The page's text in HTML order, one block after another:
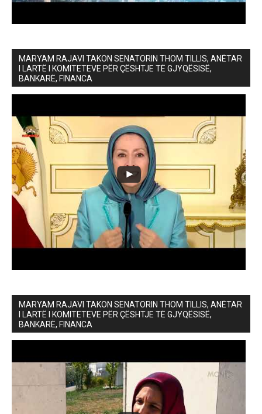
MARYAM RAJAVI TAKON SENATORIN THOM TILLIS, ANËTAR
I LARTË I KOMITETEVE PËR ÇËSHTJE TË GJYQËSISË,
BANKARË, FINANCA
MARYAM RAJAVI TAKON SENATORIN THOM TILLIS, ANËTAR
I LARTË I KOMITETEVE PËR ÇËSHTJE TË GJYQËSISË,
BANKARË, FINANCA